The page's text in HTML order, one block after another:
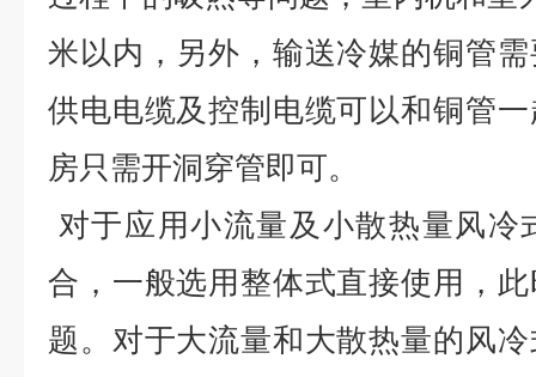
米以内，另外，输送冷媒的铜管
供电电缆及控制电缆可以和铜管
房只需开洞穿管即可。
对于应用小流量及小散热量风冷
合，一般选用整体式直接使用，
题。对于大流量和大散热量的风